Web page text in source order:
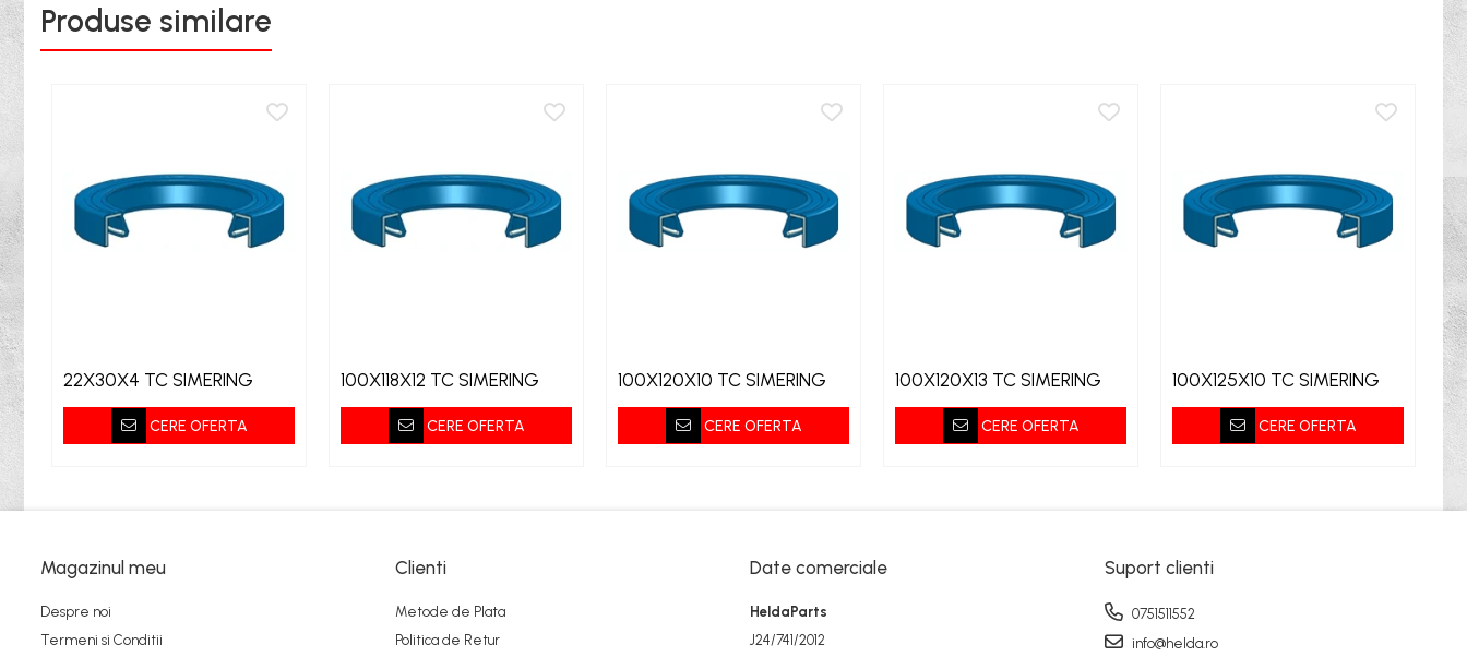
Chei Reglabile
Extractoare/Inductoare
Tubulare
Bureti
Capete De Slefuit
Perii
Pietre
Aditivi
Burghie
Burghie Beton
Burghie Cobalt
Burghie Lemn
Produse similare
22X30X4 TC SIMERING
CERE OFERTA
100X118X12 TC SIMERING
CERE OFERTA
100X120X10 TC SIMERING
CERE OFERTA
100X120X13 TC SIMERING
CERE OFERTA
100X125X10 TC SIMERING
CERE OFERTA
Magazinul meu
Despre noi
Termeni si Conditii
Clienti
Metode de Plata
Politica de Retur
Date comerciale
HeldaParts
J24/741/2012
Suport clienti
0751511552
info@helda.ro